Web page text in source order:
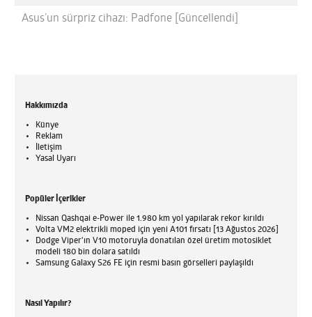
Asus’un sürpriz cihazı: Padfone [Güncellendi]
Hakkımızda
Künye
Reklam
İletişim
Yasal Uyarı
Popüler İçerikler
Nissan Qashqai e-Power ile 1.980 km yol yapılarak rekor kırıldı
Volta VM2 elektrikli moped için yeni A101 fırsatı [13 Ağustos 2026]
Dodge Viper'ın V10 motoruyla donatılan özel üretim motosiklet
modeli 180 bin dolara satıldı
Samsung Galaxy S26 FE için resmi basın görselleri paylaşıldı
Nasıl Yapılır?